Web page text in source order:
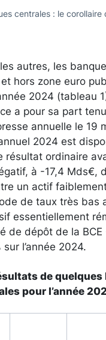
centrales : le corollaire
autres, les
hors zone euro
2024 (tableau
a pour sa part
annuelle le 19
2024 est
résultat ordinaire
à -17,4 Mds€,
un actif
de taux très bas
essentiellement
de dépôt de la BCE
l’année 2024.
de
pour l’année